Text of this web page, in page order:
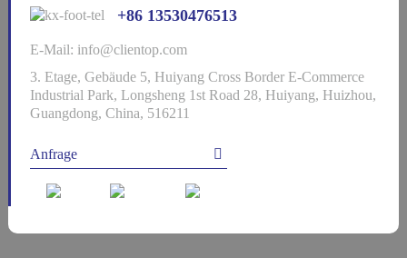
+86 13530476513
E-Mail: info@clientop.com
3. Etage, Gebäude 5, Huiyang Cross Border E-Commerce
Industrial Park, Longsheng 1st Road 28, Huiyang, Huizhou,
Guangdong, China, 516211
Anfrage